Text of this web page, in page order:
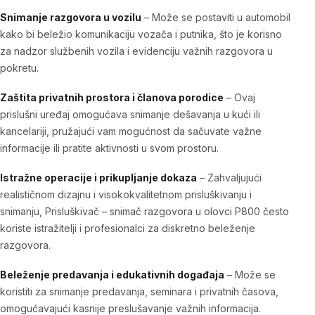
Snimanje razgovora u vozilu – Može se postaviti u automobil
kako bi beležio komunikaciju vozača i putnika, što je korisno
za nadzor službenih vozila i evidenciju važnih razgovora u
pokretu.
Zaštita privatnih prostora i članova porodice – Ovaj
prislušni uređaj omogućava snimanje dešavanja u kući ili
kancelariji, pružajući vam mogućnost da sačuvate važne
informacije ili pratite aktivnosti u svom prostoru.
Istražne operacije i prikupljanje dokaza – Zahvaljujući
realističnom dizajnu i visokokvalitetnom prisluškivanju i
snimanju, Prisluškivač – snimač razgovora u olovci P800 često
koriste istražitelji i profesionalci za diskretno beleženje
razgovora.
Beleženje predavanja i edukativnih događaja – Može se
koristiti za snimanje predavanja, seminara i privatnih časova,
omogućavajući kasnije preslušavanje važnih informacija.